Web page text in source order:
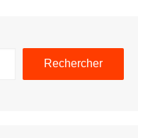
Rechercher